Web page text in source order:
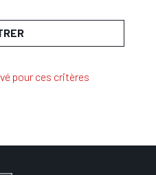
pour ces critères